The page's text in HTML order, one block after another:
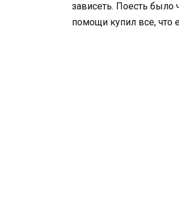
зависеть. Поесть было
помощи купил все, что